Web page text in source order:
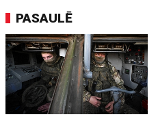
PASAULĒ